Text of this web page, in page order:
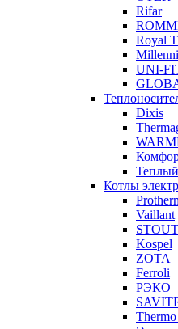
Rifar
Royal
UNI-
Dixis
Котлы
Vaillant
STOUT
Kospel
ZOTA
Ferroli
РЭКО